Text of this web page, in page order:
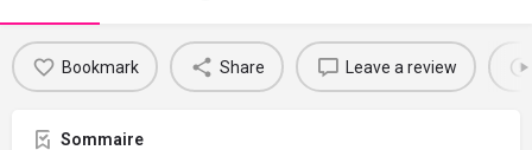
Bookmark Share Leave a review
Sommaire